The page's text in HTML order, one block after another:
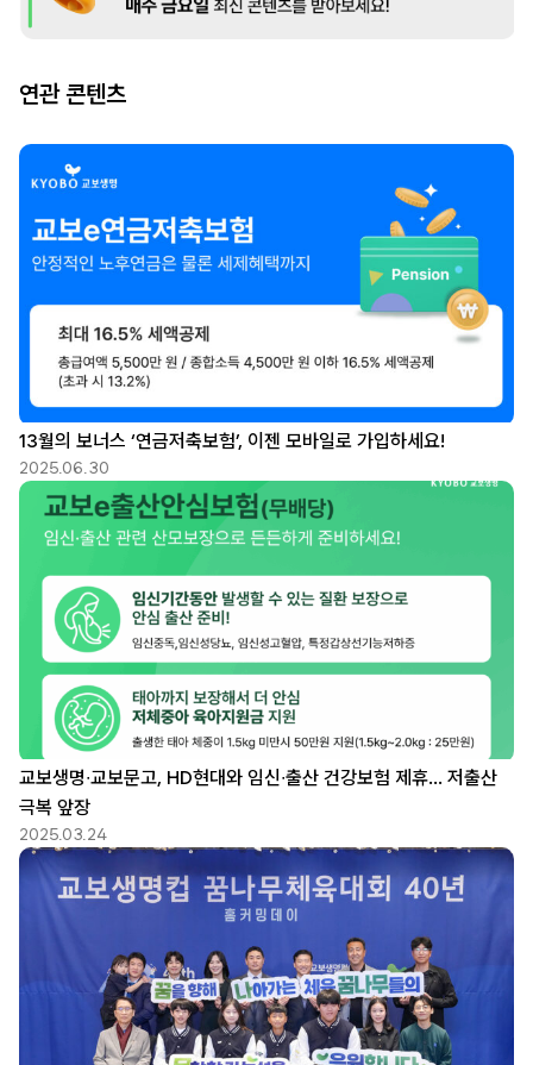
연관 콘텐츠
13월의 보너스 ‘연금저축보험’, 이젠 모바일로 가입하세요!
2025.06.30
교보생명∙교보문고, HD현대와 임신∙출산 건강보험 제휴… 저출산
극복 앞장
2025.03.24